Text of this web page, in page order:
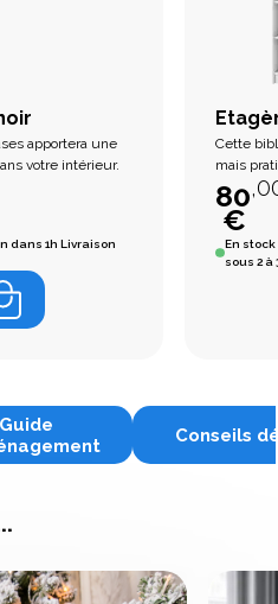
apportera une
votre intérieur.
dans 1h Livraison
Cette
mais
intérieur,
du
80
€
En stock
sous 2 à
Guide
Conseils